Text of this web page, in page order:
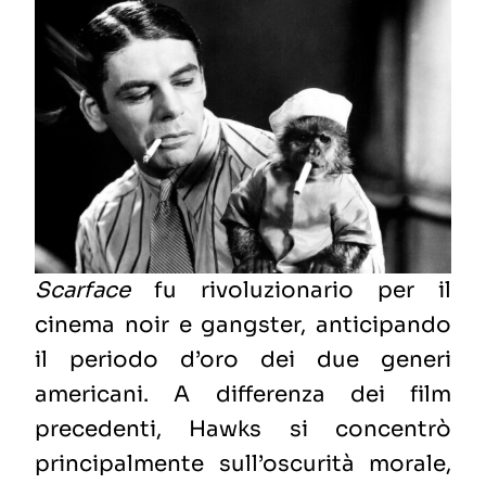
Scarfacefu rivoluzionario per il
cinema noir e gangster, anticipando
il periodo d’oro dei due generi
americani. A differenza dei film
precedenti, Hawks si concentrò
principalmente sull’oscurità morale,